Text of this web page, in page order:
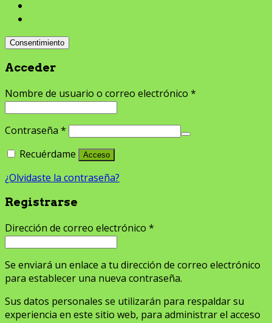
Consentimiento
Acceder
Nombre de usuario o correo electrónico *
Contraseña *
Recuérdame
Acceso
¿Olvidaste la contraseña?
Registrarse
Dirección de correo electrónico *
Se enviará un enlace a tu dirección de correo electrónico
para establecer una nueva contraseña.
Sus datos personales se utilizarán para respaldar su
experiencia en este sitio web, para administrar el acceso